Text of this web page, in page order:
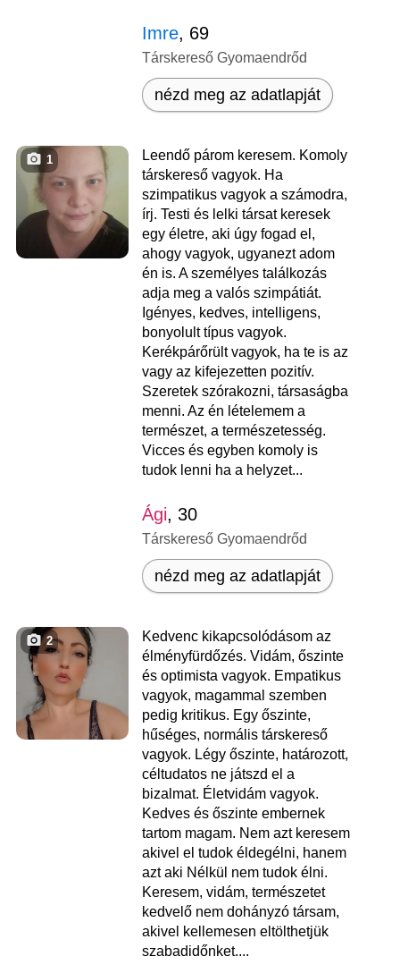
Imre, 69
Társkereső Gyomaendrőd
nézd meg az adatlapját
1
Leendő párom keresem. Komoly
társkereső vagyok. Ha
szimpatikus vagyok a számodra,
írj. Testi és lelki társat keresek
egy életre, aki úgy fogad el,
ahogy vagyok, ugyanezt adom
én is. A személyes találkozás
adja meg a valós szimpátiát.
Igényes, kedves, intelligens,
bonyolult típus vagyok.
Kerékpárőrült vagyok, ha te is az
vagy az kifejezetten pozitív.
Szeretek szórakozni, társaságba
menni. Az én lételemem a
természet, a természetesség.
Vicces és egyben komoly is
tudok lenni ha a helyzet...
Ági, 30
Társkereső Gyomaendrőd
nézd meg az adatlapját
2
Kedvenc kikapcsolódásom az
élményfürdőzés. Vidám, őszinte
és optimista vagyok. Empatikus
vagyok, magammal szemben
pedig kritikus. Egy őszinte,
hűséges, normális társkereső
vagyok. Légy őszinte, határozott,
céltudatos ne játszd el a
bizalmat. Életvidám vagyok.
Kedves és őszinte embernek
tartom magam. Nem azt keresem
akivel el tudok éldegélni, hanem
azt aki Nélkül nem tudok élni.
Keresem, vidám, természetet
kedvelő nem dohányzó társam,
akivel kellemesen eltölthetjük
szabadidőnket....